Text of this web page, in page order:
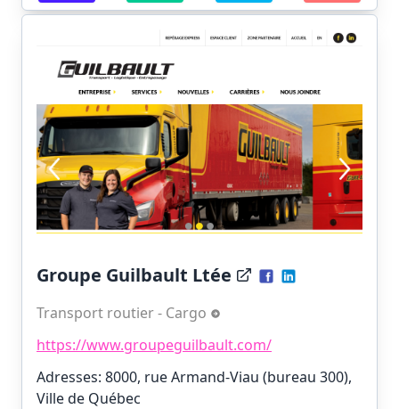
Groupe Guilbault Ltée
Transport routier - Cargo
https://www.groupeguilbault.com/
Adresses: 8000, rue Armand-Viau (bureau 300),
Ville de Québec